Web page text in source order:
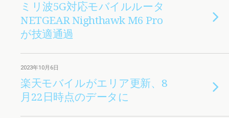
ミリ波5G対応モバイルルータ
NETGEAR Nighthawk M6 Pro
が技適通過
2023年10月6日
楽天モバイルがエリア更新、8
月22日時点のデータに